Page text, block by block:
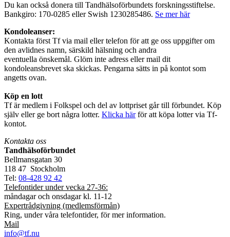
Du kan också donera till Tandhälsoförbundets forskningsstiftelse.
Bankgiro: 170-0285 eller Swish 1230285486. Se mer här
Kondoleanser:
Kontakta först Tf via mail eller telefon för att ge oss uppgifter om
den avlidnes namn, särskild hälsning och andra
eventuella önskemål. Glöm inte adress eller mail dit
kondoleansbrevet ska skickas. Pengarna sätts in på kontot som
angetts ovan.
Köp en lott
Tf är medlem i Folkspel och del av lottpriset går till förbundet. Köp
själv eller ge bort några lotter. Klicka härför att köpa lotter via Tf-
kontot.
Kontakta oss
Tandhälsoförbundet
Bellmansgatan 30
118 47 Stockholm
Tel: 08-428 92 42
Telefontider under vecka 27-36:
måndagar och onsdagar kl. 11-12
Expertrådgivning (medlemsförmån)
Ring, under våra telefontider, för mer information.
Mail
info@tf.nu